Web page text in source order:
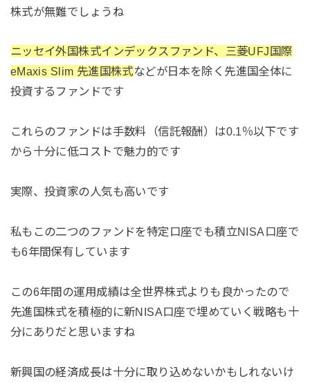
株式が無難でしょうね
ニッセイ外国株式インデックスファンド、三菱UFJ国際
eMaxis Slim 先進国株式などが日本を除く先進国全体に
投資するファンドです
これらのファンドは手数料（信託報酬）は0.1％以下です
から十分に低コストで魅力的です
実際、投資家の人気も高いです
私もこの二つのファンドを特定口座でも積立NISA口座で
も6年間保有しています
この6年間の運用成績は全世界株式よりも良かったので
先進国株式を積極的に新NISA口座で埋めていく戦略も十
分にありだと思いますね
新興国の経済成長は十分に取り込めないかもしれないけ